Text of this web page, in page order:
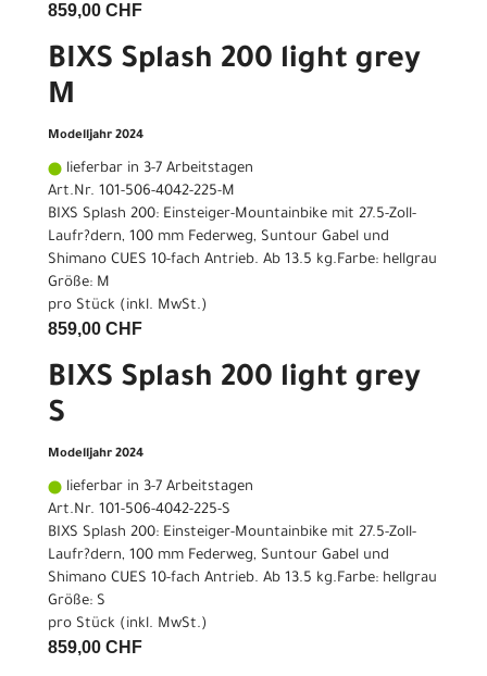
859,00 CHF
BIXS Splash 200 light grey
M
Modelljahr 2024
lieferbar in 3-7 Arbeitstagen
Art.Nr. 101-506-4042-225-M
BIXS Splash 200: Einsteiger-Mountainbike mit 27.5-Zoll-
Laufr?dern, 100 mm Federweg, Suntour Gabel und
Shimano CUES 10-fach Antrieb. Ab 13.5 kg.Farbe: hellgrau
Größe: M
pro Stück (inkl. MwSt.)
859,00 CHF
BIXS Splash 200 light grey
S
Modelljahr 2024
lieferbar in 3-7 Arbeitstagen
Art.Nr. 101-506-4042-225-S
BIXS Splash 200: Einsteiger-Mountainbike mit 27.5-Zoll-
Laufr?dern, 100 mm Federweg, Suntour Gabel und
Shimano CUES 10-fach Antrieb. Ab 13.5 kg.Farbe: hellgrau
Größe: S
pro Stück (inkl. MwSt.)
859,00 CHF